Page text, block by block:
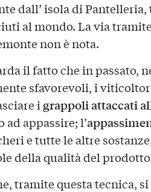
dall’ isola di
al mondo. La via
non è nota.
il fatto che in passato,
sfavorevoli, i
i grappoli attaccati
appassire; l’
e tutte le altre
della qualità del
tramite questa tecnica,